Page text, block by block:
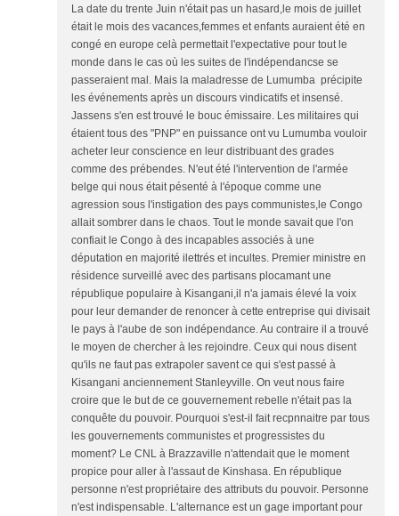
La date du trente Juin n'était pas un hasard,le mois de juillet
était le mois des vacances,femmes et enfants auraient été en
congé en europe celà permettait l'expectative pour tout le
monde dans le cas où les suites de l'indépendancse se
passeraient mal. Mais la maladresse de Lumumba précipite
les événements après un discours vindicatifs et insensé.
Jassens s'en est trouvé le bouc émissaire. Les militaires qui
étaient tous des "PNP" en puissance ont vu Lumumba vouloir
acheter leur conscience en leur distribuant des grades
comme des prébendes. N'eut été l'intervention de l'armée
belge qui nous était pésenté à l'époque comme une
agression sous l'instigation des pays communistes,le Congo
allait sombrer dans le chaos. Tout le monde savait que l'on
confiait le Congo à des incapables associés à une
députation en majorité ilettrés et incultes. Premier ministre en
résidence surveillé avec des partisans plocamant une
république populaire à Kisangani,il n'a jamais élevé la voix
pour leur demander de renoncer à cette entreprise qui divisait
le pays à l'aube de son indépendance. Au contraire il a trouvé
le moyen de chercher à les rejoindre. Ceux qui nous disent
qu'ils ne faut pas extrapoler savent ce qui s'est passé à
Kisangani anciennement Stanleyville. On veut nous faire
croire que le but de ce gouvernement rebelle n'était pas la
conquête du pouvoir. Pourquoi s'est-il fait recpnnaitre par tous
les gouvernements communistes et progressistes du
moment? Le CNL à Brazzaville n'attendait que le moment
propice pour aller à l'assaut de Kinshasa. En république
personne n'est propriétaire des attributs du pouvoir. Personne
n'est indispensable. L'alternance est un gage important pour